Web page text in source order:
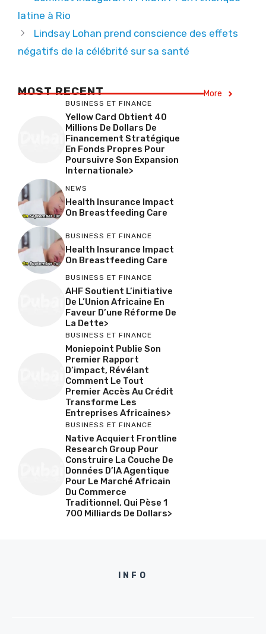
latine à Rio
Lindsay Lohan prend conscience des effets
négatifs de la célébrité sur sa santé
MOST RECENT More
BUSINESS ET FINANCE
Yellow Card Obtient 40
Millions De Dollars De
Financement Stratégique
En Fonds Propres Pour
Poursuivre Son Expansion
Internationale>
NEWS
Health Insurance Impact
On Breastfeeding Care
BUSINESS ET FINANCE
Health Insurance Impact
On Breastfeeding Care
BUSINESS ET FINANCE
AHF Soutient L’initiative
De L’Union Africaine En
Faveur D’une Réforme De
La Dette>
BUSINESS ET FINANCE
Moniepoint Publie Son
Premier Rapport
D’impact, Révélant
Comment Le Tout
Premier Accès Au Crédit
Transforme Les
Entreprises Africaines>
BUSINESS ET FINANCE
Native Acquiert Frontline
Research Group Pour
Construire La Couche De
Données D’IA Agentique
Pour Le Marché Africain
Du Commerce
Traditionnel, Qui Pèse 1
700 Milliards De Dollars>
INFO